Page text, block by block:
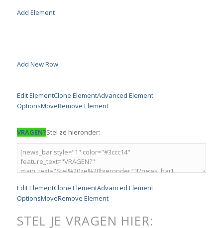
Add Element
Add New Row
Edit ElementClone ElementAdvanced Element
OptionsMoveRemove Element
VRAGEN?Stel ze hieronder:
Edit ElementClone ElementAdvanced Element
OptionsMoveRemove Element
STEL JE VRAGEN HIER: